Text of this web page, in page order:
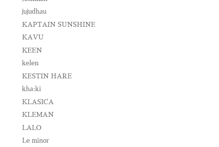
jujudhau
KAPTAIN SUNSHINE
KAVU
KEEN
kelen
KESTIN HARE
kha:ki
KLASICA
KLEMAN
LALO
Le minor